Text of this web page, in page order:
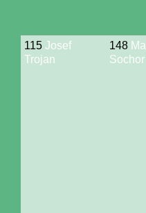
115 Josef
Trojan
148
Sochor